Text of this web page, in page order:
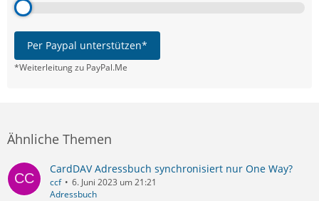
Per Paypal unterstützen*
*Weiterleitung zu PayPal.Me
Ähnliche Themen
CardDAV Adressbuch synchronisiert nur One Way?
ccf
6. Juni 2023 um 21:21
Adressbuch